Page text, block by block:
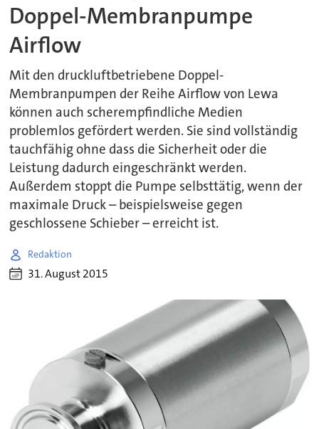
Doppel-Membranpumpe
Airflow
Mit den druckluftbetriebene Doppel-
Membranpumpen der Reihe Airflow von Lewa
können auch scherempfindliche Medien
problemlos gefördert werden. Sie sind vollständig
tauchfähig ohne dass die Sicherheit oder die
Leistung dadurch eingeschränkt werden.
Außerdem stoppt die Pumpe selbsttätig, wenn der
maximale Druck – beispielsweise gegen
geschlossene Schieber – erreicht ist.
Redaktion
31. August 2015